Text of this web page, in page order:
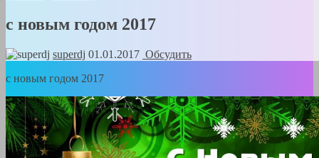
с новым годом 2017
superdj 01.01.2017 Обсудить
с новым годом 2017